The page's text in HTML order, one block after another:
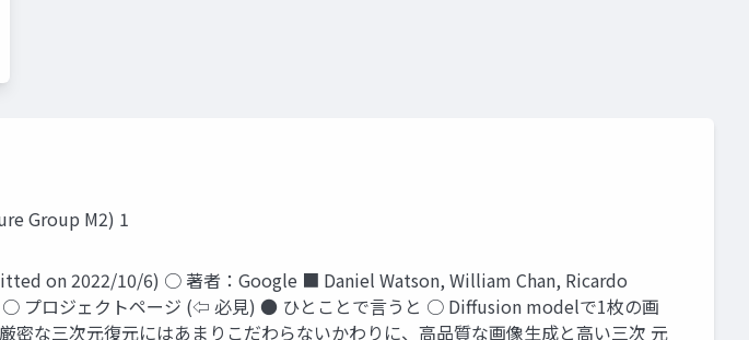
Group M2) 1
on 2022/10/6) ○ 著者：Google ■ Daniel Watson, William Chan, Ricardo
プロジェクトページ (⇦ 必見) ● ひとことで言うと ○ Diffusion modelで1枚の画
な三次元復元にはあまりこだわらないかわりに、高品質な画像生成と高い三次 元